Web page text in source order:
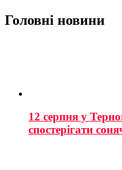
Головні новини
12 серпня у
спостерігати